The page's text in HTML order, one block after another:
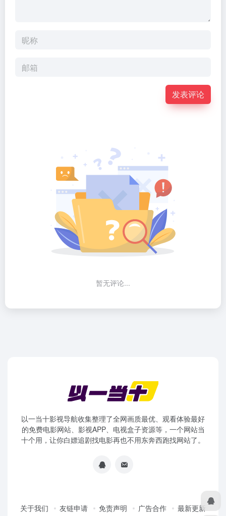
发表评论
暂无评论...
以一当十影视导航收集整理了全网画质最优、观看体验最好
的免费电影网站、影视APP、电视盒子资源等，一个网站当
十个用，让你白嫖追剧找电影再也不用东奔西跑找网站了。
关于我们 友链申请 免责声明 广告合作 最新更新